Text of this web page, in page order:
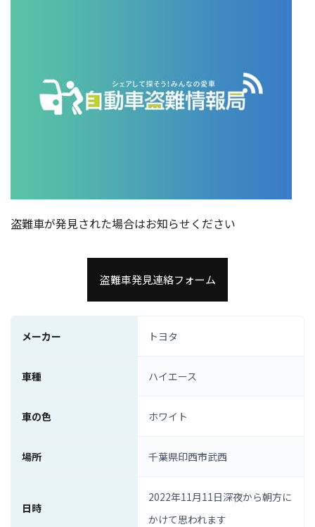
盗難車が発見された場合はお知らせください
盗難車発見連絡フォーム
メーカー トヨタ
車種 ハイエース
車の色 ホワイト
場所 千葉県印西市武西
日時
2022年11月11日深夜から朝方に
かけて思われます